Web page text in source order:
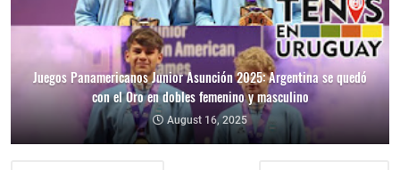
Juegos Panamericanos Junior Asunción 2025: Argentina se quedó
con el Oro en dobles femenino y masculino
August 16, 2025